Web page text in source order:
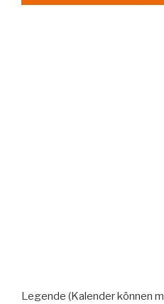
Legende (Kalender können